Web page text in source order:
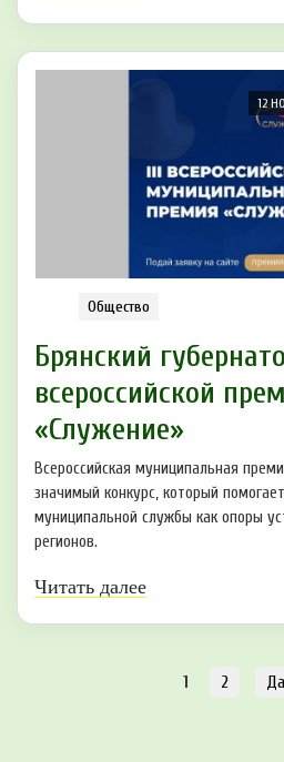
12
Общество
Брянский
всероссийской
«Служение»
Всероссийская муниципальная
значимый конкурс, который
муниципальной службы как опоры
регионов.
Читать далее
1 2